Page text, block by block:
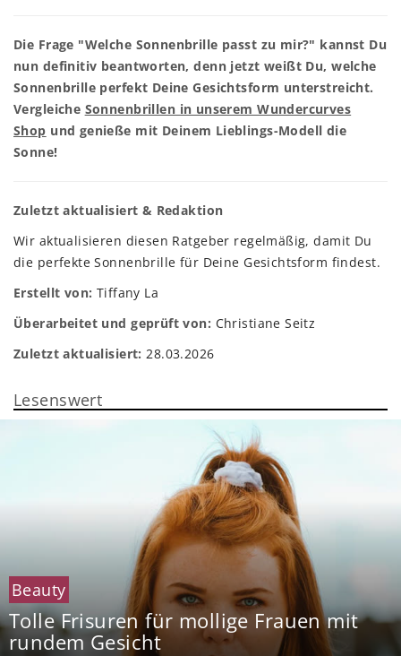
Die Frage "Welche Sonnenbrille passt zu mir?" kannst Du
nun definitiv beantworten, denn jetzt weißt Du, welche
Sonnenbrille perfekt Deine Gesichtsform unterstreicht.
Vergleiche Sonnenbrillen in unserem Wundercurves
Shop und genieße mit Deinem Lieblings-Modell die
Sonne!
Zuletzt aktualisiert & Redaktion
Wir aktualisieren diesen Ratgeber regelmäßig, damit Du
die perfekte Sonnenbrille für Deine Gesichtsform findest.
Erstellt von: Tiffany La
Überarbeitet und geprüft von: Christiane Seitz
Zuletzt aktualisiert: 28.03.2026
Lesenswert
Beauty
Tolle Frisuren für mollige Frauen mit
rundem Gesicht